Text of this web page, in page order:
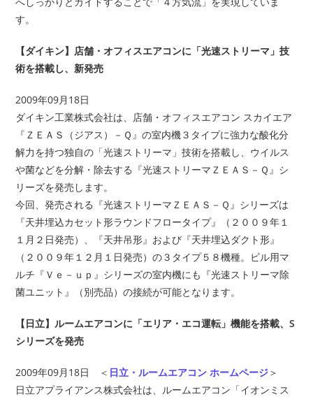
す。
【ダイキン】店舗・オフィスエアコンに「光速ストリーマ」技
術を搭載し、新発売
2009年09月18日
ダイキン工業株式会社は、店舗・オフィスエアコン スカイエア
『ＺＥＡＳ（ジアス）－Ｑ』の室内機３タイプに強力な酸化分
解力を持つ独自の「光速ストリーマ」技術を搭載し、ウイルス
や菌などを分解・除去する『光速ストリーマＺＥＡＳ－Ｑ』シ
リーズを発売します。
今回、発売される『光速ストリーマＺＥＡＳ－Ｑ』シリーズは
『天井埋込カセット形ラウンドフロータイプ』（２００９年１
１月２日発売）、『天井吊形』および『天井埋込ダクト形』
（２００９年１２月１日発売）の３タイプ５８機種。ビル用マ
ルチ『Ｖｅ－ｕｐ』シリーズの室内機にも『光速ストリーマ除
菌ユニット』（別売品）の接続が可能となります。
【日立】ルームエアコンに「エリア・エコ運転」機能を搭載、S
シリーズを発売
2009年09月18日 ＜ 日立・ルームエアコン ホームページ＞
日立アプライアンス株式会社は、ルームエアコン「イオンミス